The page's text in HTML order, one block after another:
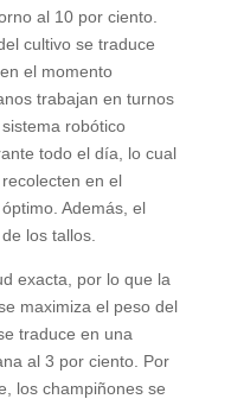
al 10 por ciento.
cultivo se traduce
el momento
trabajan en turnos
robótico
todo el día, lo cual
en el
Además, el
los tallos.
exacta, por lo que la
maximiza el peso del
traduce en una
al 3 por ciento. Por
los champiñones se